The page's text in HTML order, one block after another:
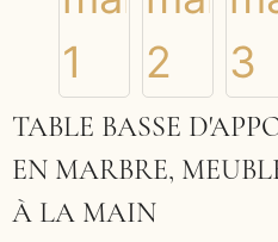
TABLE BASSE
EN MARBRE,
À LA MAIN